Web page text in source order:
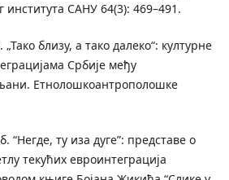
института САНУ 64(3): 469–491.
близу, а тако далеко“: културне
Србије међу
Етнолошкоантрополошке
“Негде, ту иза дуге”: представе о
текућих евроинтеграција